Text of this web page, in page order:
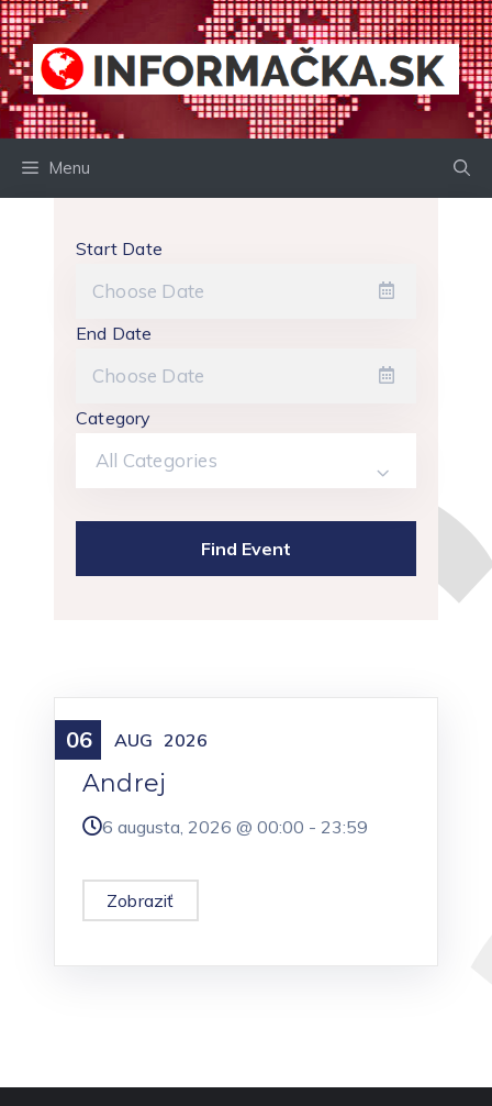
Preskočiť
na
obsah
Menu
Start Date
End Date
Category
All Categories
06 AUG 2026
Meniny
Andrej
6 augusta, 2026 @ 00:00 - 23:59
Zobraziť